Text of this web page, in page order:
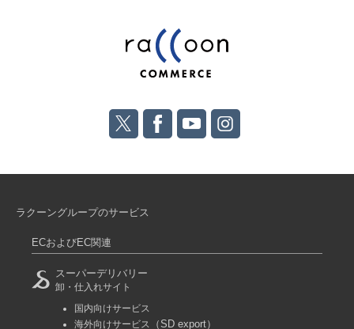
ラクーングループのサービス
ECおよびEC関連
スーパーデリバリー
卸・仕入れサイト
国内向けサービス
海外向けサービス
（SD export）